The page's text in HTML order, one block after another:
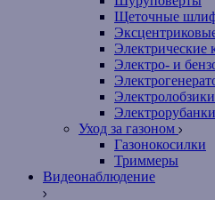
Щеточные
Электрические
Электро- и
Электролобзики
Электрорубанки
Уход за газоном
Газонокосилки
Триммеры
Видеонаблюдение